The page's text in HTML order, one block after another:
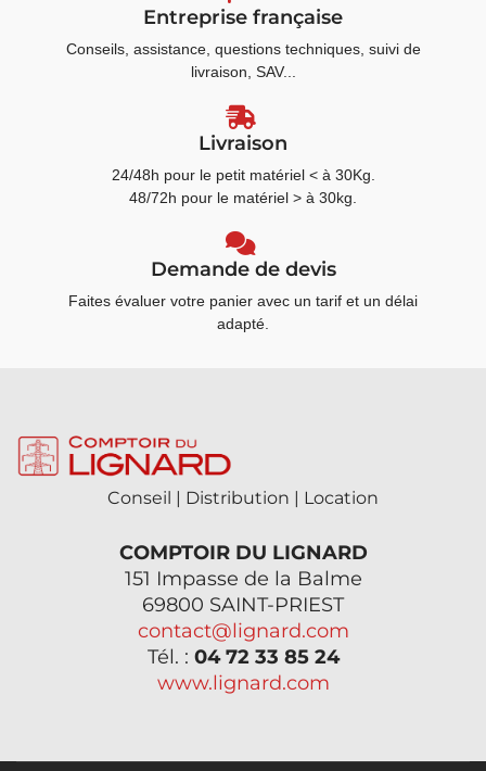
Entreprise française
Conseils, assistance, questions techniques, suivi de
livraison, SAV...
Livraison
24/48h pour le petit matériel < à 30Kg.
48/72h pour le matériel > à 30kg.
Demande de devis
Faites évaluer votre panier avec un tarif et un délai
adapté.
Conseil | Distribution | Location
COMPTOIR DU LIGNARD
151 Impasse de la Balme
69800 SAINT-PRIEST
contact@lignard.com
Tél. : 04 72 33 85 24
www.lignard.com